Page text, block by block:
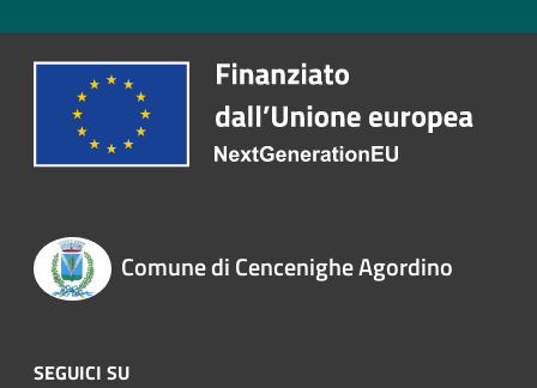
Comune di Cencenighe Agordino
SEGUICI SU